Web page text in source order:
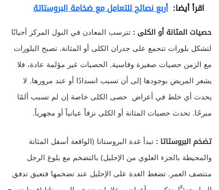
اقرأ أيضا: أربع نصائح للتعامل مع ضخامة البروستاتة
حصيات المثانة أو الكلى : تترسب المعادن في البول المركز أحيانًا
لتشكل بلورات تتجمع على جدران الكلى أو المثانة. تصبح البلورات
مع الزمن حصيات صغيرة وقاسية. الحصيات غير مؤلمة عادة، فلا
يشعر المريض بوجودها إلى أن تسبب انسدادًا أو عند مرورها. لا
يحدث أي خلط في أعراض حصى الكلى خاصة إن لم تسبب ألمًا
مبرحًا. تحدث حصيات المثانة أو الكلى نزفاً عيانياً أو مجهرياً.
تضخم البروستاتا : تبدأ غدة البروستاتا (الواقعة أسفل المثانة
والمحيطة بالجزء العلوي من الإحليل) بالتضخم مع بلوغ الرجل
منتصف العمر. تضغط الغدة على الإحليل عند تضخمها فتعيق تدفق